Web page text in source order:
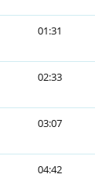
01:31
02:33
03:07
04:42